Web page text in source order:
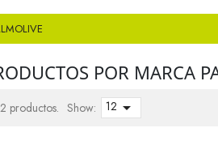
POR MARCA
productos. Show: 12 